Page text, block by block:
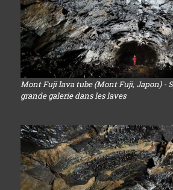
Mont Fuji lava tube (Mont Fuji, Japon) -
grande galerie dans les laves